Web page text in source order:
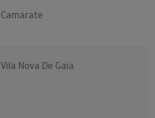
Camarate
Vila Nova De Gaia